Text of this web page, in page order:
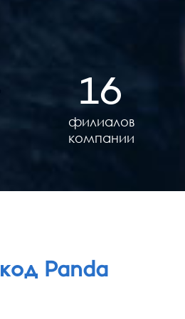
16
филиалов
компании
Panda